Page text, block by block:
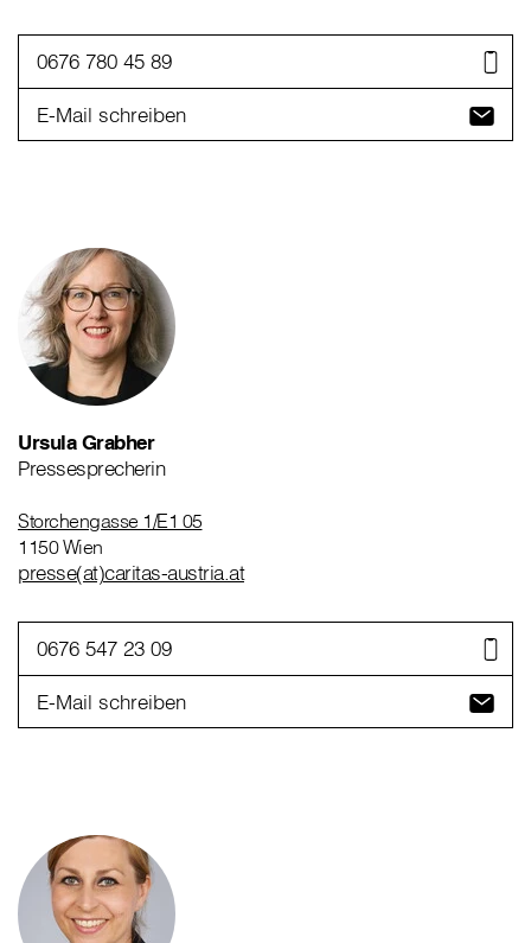
0676 780 45 89
E-Mail schreiben
Ursula Grabher
Pressesprecherin
Storchengasse 1/E1 05
1150 Wien
presse(at)caritas-austria.at
0676 547 23 09
E-Mail schreiben